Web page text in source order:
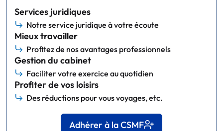
Services juridiques
Notre service juridique à votre écoute
Mieux travailler
Profitez de nos avantages professionnels
Gestion du cabinet
Faciliter votre exercice au quotidien
Profiter de vos loisirs
Des réductions pour vous voyages, etc.
Adhérer à la CSMF